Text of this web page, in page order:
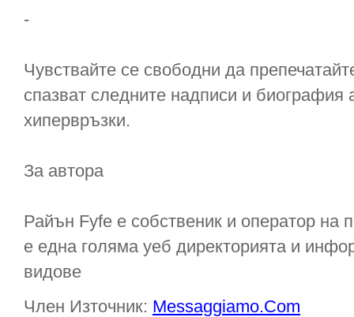
-
Чувствайте се свободни да
спазват следните надписи и биография
хипервръзки.
За автора
Райън Fyfe е собственик и оператор на
е една голяма уеб директорията и
видове
Член Източник: Messaggiamo.Com